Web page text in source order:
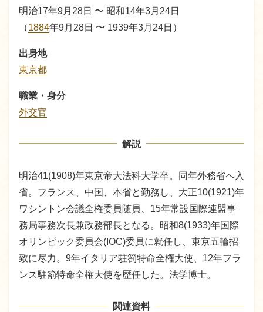
明治17年9月28日 〜 昭和14年3月24日
（1884年9月28日 〜 1939年3月24日）
出身地
東京都
職業・身分
外交官
解説
明治41(1908)年東京帝大法科大学卒。同年外務省へ入
省。フランス、中国、本省と勤務し、大正10(1921)年
ワシントン会議全権委員随員、15年常設国際連盟事
務局事務次長兼政務部長となる。昭和8(1933)年国際
オリンピック委員会(IOC)委員に就任し、東京五輪招
致に尽力。9年イタリア駐箚特命全権大使、12年フラ
ンス駐箚特命全権大使を歴任した。法学博士。
関連資料